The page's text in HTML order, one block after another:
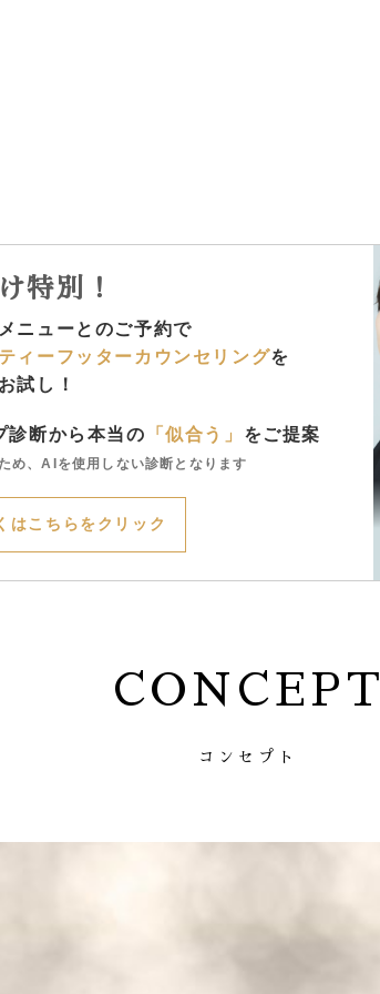
特別！
ニューとのご予約で
ィーフッターカウンセリングを
試し！
診断から本当の 「似合う」 をご提案
め、AIを使用しない診断となります
はこちらをクリック
CONCEPT
コンセプト